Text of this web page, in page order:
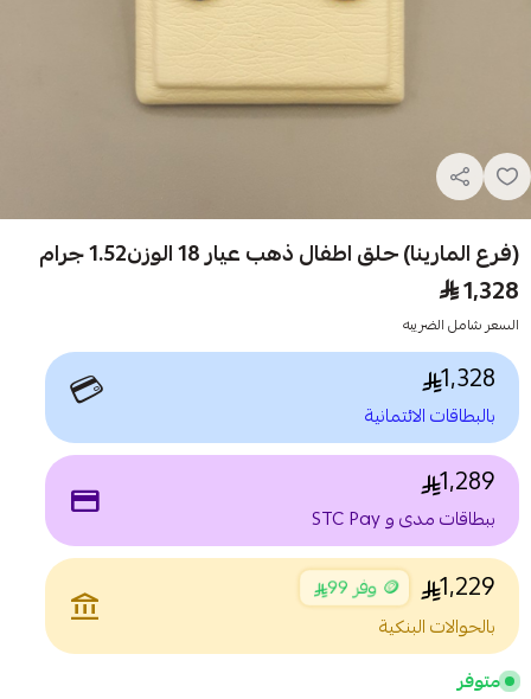
(فرع المارينا) حلق اطفال ذهب عيار 18 الوزن1.52 جرام
1,328
السعر شامل الضريبه
1,328
بالبطاقات الائتمانية 💳
1,289
ببطاقات مدى و STC Pay payment
1,229 🪙 وفر 99
بالحوالات البنكية
account_balance
متوفر